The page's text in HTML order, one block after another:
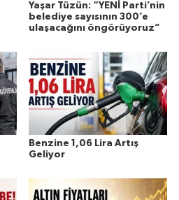
Yaşar Tüzün: “YENİ Parti’nin
belediye sayısının 300’e
ulaşacağını öngörüyoruz”
Benzine 1,06 Lira Artış
Geliyor